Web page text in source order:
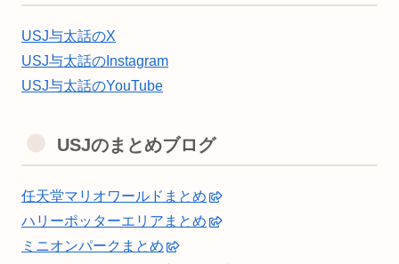
USJ与太話のX
USJ与太話のInstagram
USJ与太話のYouTube
USJのまとめブログ
任天堂マリオワールドまとめ
ハリーポッターエリアまとめ
ミニオンパークまとめ